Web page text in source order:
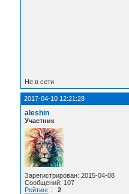
Не в сети
2017-04-10 12:21:28
aleshin
Участник
Зарегистрирован: 2015-04-08
Сообщений: 107
Рейтинг: 2